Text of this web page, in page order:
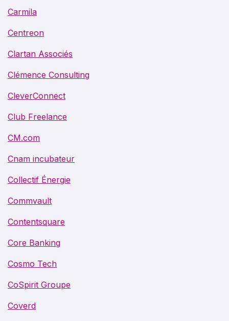
Carmila
Centreon
Clartan Associés
Clémence Consulting
CleverConnect
Club Freelance
CM.com
Cnam incubateur
Collectif Énergie
Commvault
Contentsquare
Core Banking
Cosmo Tech
CoSpirit Groupe
Coverd